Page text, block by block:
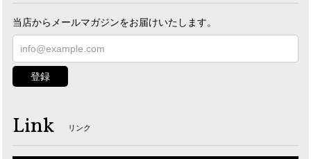
当店からメールマガジンをお届けいたします。
登録
Link リンク